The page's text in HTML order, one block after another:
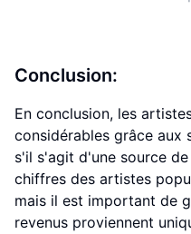
Conclusion:
En conclusion, les
considérables grâce aux
s'il s'agit d'une source
chiffres des artistes
mais il est important de
revenus proviennent